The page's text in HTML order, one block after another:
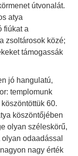
útvonalát.
atya
fiúkat a
zsoltárosok közé;
támogassák
jó hangulatú,
templomunk
60.
köszöntőjében
olyan széleskörű,
odaadással
nagy érték